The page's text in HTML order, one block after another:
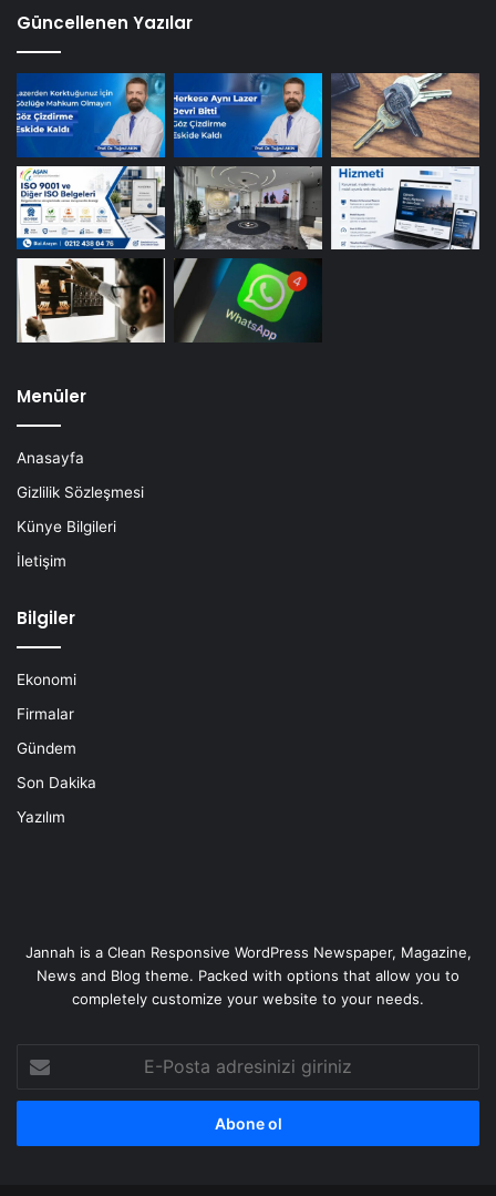
Güncellenen Yazılar
Menüler
Anasayfa
Gizlilik Sözleşmesi
Künye Bilgileri
İletişim
Bilgiler
Ekonomi
Firmalar
Gündem
Son Dakika
Yazılım
Jannah is a Clean Responsive WordPress Newspaper, Magazine,
News and Blog theme. Packed with options that allow you to
completely customize your website to your needs.
Posta
adresinizi